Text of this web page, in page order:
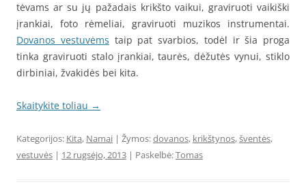
tėvams ar su jų pažadais krikšto vaikui, graviruoti vaikiški
įrankiai, foto rėmeliai, graviruoti muzikos instrumentai.
Dovanos vestuvėms taip pat svarbios, todėl ir šia proga
tinka graviruoti stalo įrankiai, taurės, dėžutės vynui, stiklo
dirbiniai, žvakidės bei kita.
Skaitykite toliau →
Kategorijos: Kita, Namai | Žymos:dovanos, krikštynos,šventės,
vestuvės | 12 rugsėjo, 2013 | Paskelbė:Tomas